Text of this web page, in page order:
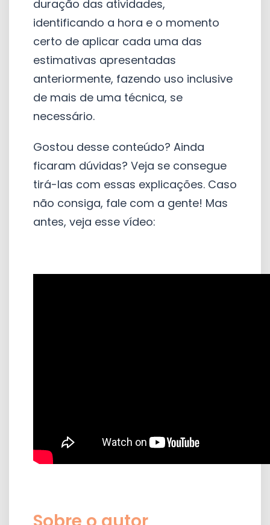
duração das atividades,
identificando a hora e o momento
certo de aplicar cada uma das
estimativas apresentadas
anteriormente, fazendo uso inclusive
de mais de uma técnica, se
necessário.
Gostou desse conteúdo? Ainda
ficaram dúvidas? Veja se consegue
tirá-las com essas explicações. Caso
não consiga, fale com a gente! Mas
antes, veja esse vídeo: